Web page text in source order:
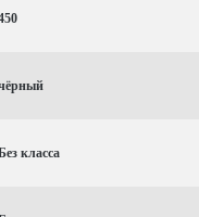
класса